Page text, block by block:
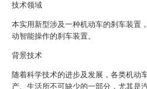
技术领域
本实用新型涉及一种机动车的刹车装置
动智能操作的刹车装置。
背景技术
随着科学技术的进步及发展，各类机动
产、生活所不可缺少的一部分，尤其是